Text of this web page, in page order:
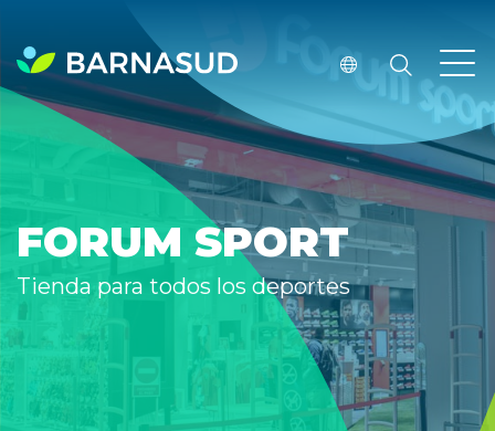
FORUM SPORT
Tienda para todos los deportes